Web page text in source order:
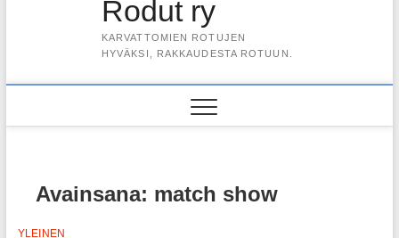
Rodut ry
KARVATTOMIEN ROTUJEN
HYVÄKSI, RAKKAUDESTA ROTUUN.
Avainsana: match show
YLEINEN